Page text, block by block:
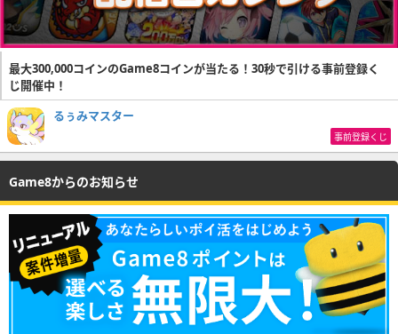
最大300,000コインのGame8コインが当たる！30秒で引ける事前登録く
じ開催中！
るぅみマスター
事前登録くじ
Game8からのお知らせ